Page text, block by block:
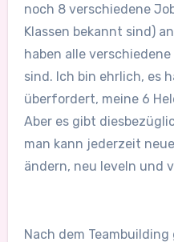
noch 8 verschiedene
Klassen bekannt sind)
haben alle
sind. Ich bin ehrlich, es
überfordert, meine 6
Aber es gibt
man kann jederzeit
ändern, neu leveln und
Nach dem